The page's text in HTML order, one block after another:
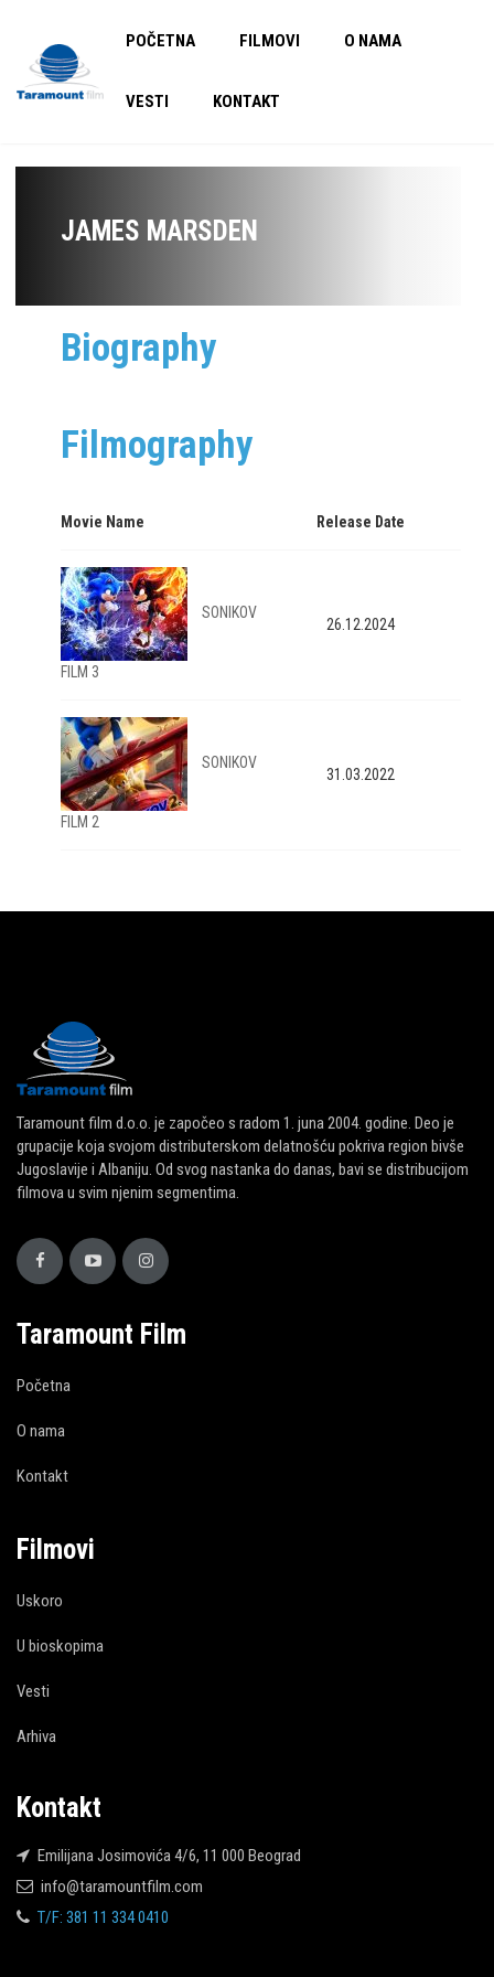
POČETNA FILMOVI O NAMA
VESTI KONTAKT
JAMES MARSDEN
Biography
Filmography
Movie Name Release Date
SONIKOV
FILM 3
26.12.2024
SONIKOV
FILM 2
31.03.2022
Taramount film d.o.o. je započeo s radom 1. juna 2004. godine. Deo je
grupacije koja svojom distributerskom delatnošću pokriva region bivše
Jugoslavije i Albaniju. Od svog nastanka do danas, bavi se distribucijom
filmova u svim njenim segmentima.
Taramount Film
Početna
O nama
Kontakt
Filmovi
Uskoro
U bioskopima
Vesti
Arhiva
Kontakt
Emilijana Josimovića 4/6, 11 000 Beograd
info@taramountfilm.com
T/F: 381 11 334 0410